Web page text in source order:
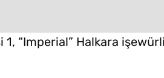
“Imperial” Halkara